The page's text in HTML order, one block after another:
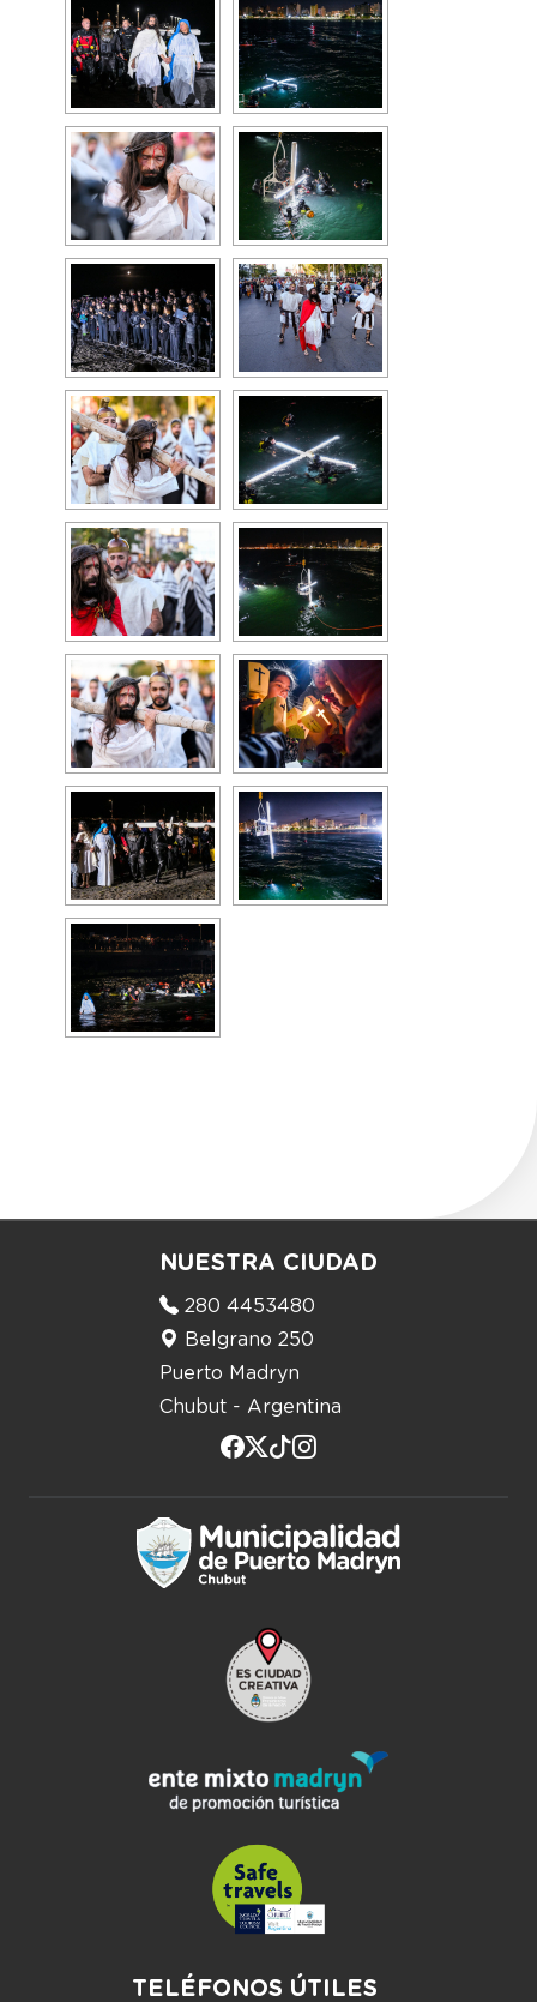
NUESTRA CIUDAD
280 4453480
Belgrano 250
Puerto Madryn
Chubut - Argentina
TELÉFONOS ÚTILES